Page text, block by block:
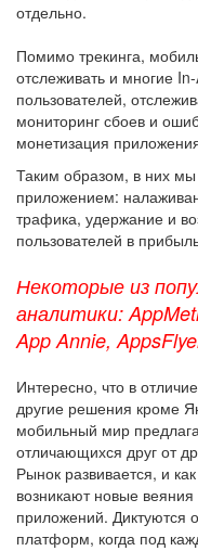
отдельно.
Помимо трекинга,
отслеживать и многие
пользователей,
мониторинг сбоев и
монетизация
Таким образом, в них
приложением:
трафика, удержание и
пользователей в
Некоторые из
аналитики:
App Annie,
Интересно, что в
другие решения кроме
мобильный мир
отличающихся друг от
Рынок развивается, и
возникают новые
приложений. Диктуются
платформ, когда под